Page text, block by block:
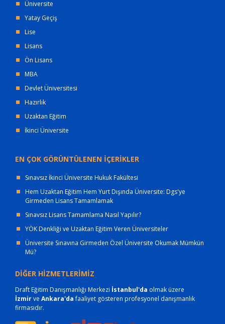
Üniversite
Yatay Geçiş
Lise
Lisans
Ön Lisans
MBA
Devlet Üniversitesi
Hazırlık
Uzaktan Eğitim
İkinci Üniversite
EN ÇOK GÖRÜNTÜLENEN İÇERİKLER
Sınavsız İkinci Üniversite Hukuk Fakültesi
Hem Uzaktan Eğitim Hem Yurt Dışında Üniversite: Dgs'ye
Girmeden Lisans Tamamlamak
Sınavsız Lisans Tamamlama Nasıl Yapılır?
YÖK Denkliği ve Uzaktan Eğitim Veren Üniversiteler
Üniversite Sınavına Girmeden Özel Üniversite Okumak Mümkün
Mü?
DİĞER HİZMETLERİMİZ
Draft Eğitim Danışmanlığı Merkezi İstanbul'da olmak üzere
İzmirve Ankara'dafaaliyet gösteren profesyonel danışmanlık
firmasıdır.